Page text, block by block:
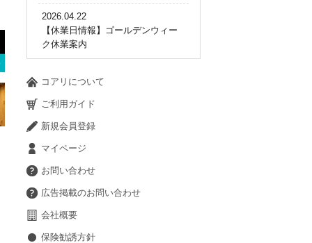
2026.04.22
【休業日情報】ゴールデンウィー
ク休業案内
コアリについて
ご利用ガイド
新規会員登録
マイページ
お問い合わせ
広告掲載のお問い合わせ
会社概要
保険勧誘方針